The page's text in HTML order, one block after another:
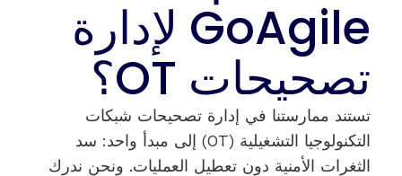
GoAgile لإدارة
تصحيحات OT؟
تستند ممارستنا في إدارة تصحيحات شبكات
التكنولوجيا التشغيلية (OT) إلى مبدأ واحد: سد
الثغرات الأمنية دون تعطيل العمليات. ونحن ندرك